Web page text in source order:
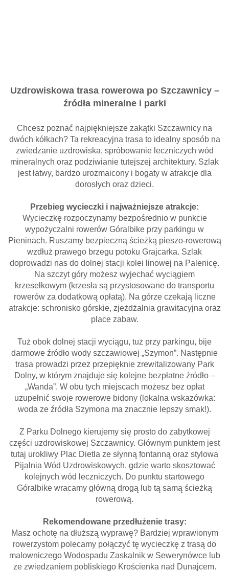
Uzdrowiskowa trasa rowerowa po Szczawnicy –
źródła mineralne i parki
Chcesz poznać najpiękniejsze zakątki Szczawnicy na
dwóch kółkach? Ta rekreacyjna trasa to idealny sposób na
zwiedzanie uzdrowiska, spróbowanie leczniczych wód
mineralnych oraz podziwianie tutejszej architektury. Szlak
jest łatwy, bardzo urozmaicony i bogaty w atrakcje dla
dorosłych oraz dzieci.
Przebieg wycieczki i najważniejsze atrakcje:
Wycieczkę rozpoczynamy bezpośrednio w punkcie
wypożyczalni rowerów Góralbike przy parkingu w
Pieninach. Ruszamy bezpieczną ścieżką pieszo-rowerową
wzdłuż prawego brzegu potoku Grajcarka. Szlak
doprowadzi nas do dolnej stacji kolei linowej na Palenicę.
Na szczyt góry możesz wyjechać wyciągiem
krzesełkowym (krzesła są przystosowane do transportu
rowerów za dodatkową opłatą). Na górze czekają liczne
atrakcje: schronisko górskie, zjeżdżalnia grawitacyjna oraz
place zabaw.
Tuż obok dolnej stacji wyciągu, tuż przy parkingu, bije
darmowe źródło wody szczawiowej „Szymon”. Następnie
trasa prowadzi przez przepięknie zrewitalizowany Park
Dolny, w którym znajduje się kolejne bezpłatne źródło –
„Wanda”. W obu tych miejscach możesz bez opłat
uzupełnić swoje rowerowe bidony (lokalna wskazówka:
woda ze źródła Szymona ma znacznie lepszy smak!).
Z Parku Dolnego kierujemy się prosto do zabytkowej
części uzdrowiskowej Szczawnicy. Głównym punktem jest
tutaj urokliwy Plac Dietla ze słynną fontanną oraz stylowa
Pijalnia Wód Uzdrowiskowych, gdzie warto skosztować
kolejnych wód leczniczych. Do punktu startowego
Góralbike wracamy główną drogą lub tą samą ścieżką
rowerową.
Rekomendowane przedłużenie trasy:
Masz ochotę na dłuższą wyprawę? Bardziej wprawionym
rowerzystom polecamy połączyć tę wycieczkę z trasą do
malowniczego Wodospadu Zaskalnik w Sewerynówce lub
ze zwiedzaniem pobliskiego Krościenka nad Dunajcem.